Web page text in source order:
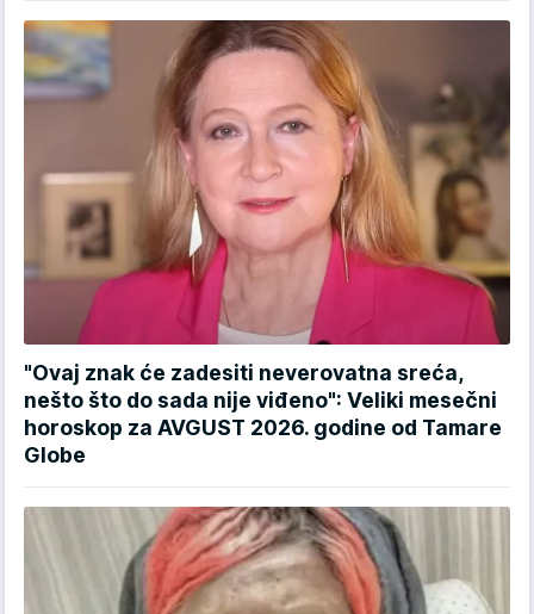
"Ovaj znak će zadesiti neverovatna sreća,
nešto što do sada nije viđeno": Veliki mesečni
horoskop za AVGUST 2026. godine od Tamare
Globe